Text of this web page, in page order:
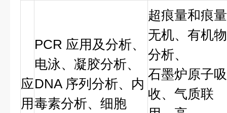
应
用
PCR 应用及分析、
电泳、凝胶分析、
DNA 序列分析、内
毒素分析、细胞
超痕量和痕量
无机、有机物
分析、
石墨炉原子吸
收、气质联